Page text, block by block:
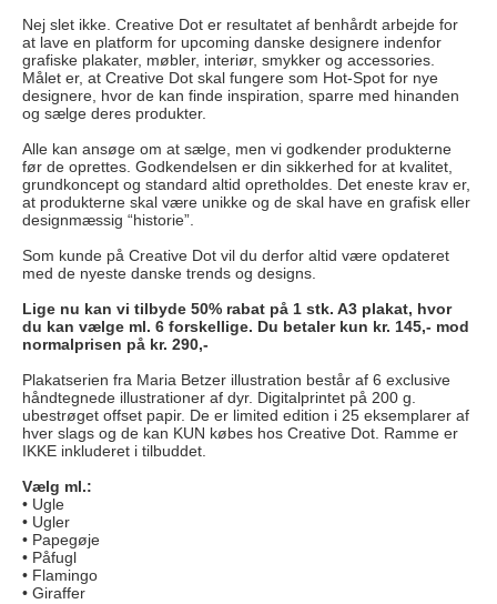
Nej slet ikke. Creative Dot er resultatet af benhårdt arbejde for
at lave en platform for upcoming danske designere indenfor
grafiske plakater, møbler, interiør, smykker og accessories.
Målet er, at Creative Dot skal fungere som Hot-Spot for nye
designere, hvor de kan finde inspiration, sparre med hinanden
og sælge deres produkter.
Alle kan ansøge om at sælge, men vi godkender produkterne
før de oprettes. Godkendelsen er din sikkerhed for at kvalitet,
grundkoncept og standard altid opretholdes. Det eneste krav er,
at produkterne skal være unikke og de skal have en grafisk eller
designmæssig “historie”.
Som kunde på Creative Dot vil du derfor altid være opdateret
med de nyeste danske trends og designs.
Lige nu kan vi tilbyde 50% rabat på 1 stk. A3 plakat, hvor
du kan vælge ml. 6 forskellige. Du betaler kun kr. 145,- mod
normalprisen på kr. 290,-
Plakatserien fra Maria Betzer illustration består af 6 exclusive
håndtegnede illustrationer af dyr. Digitalprintet på 200 g.
ubestrøget offset papir. De er limited edition i 25 eksemplarer af
hver slags og de kan KUN købes hos Creative Dot. Ramme er
IKKE inkluderet i tilbuddet.
Vælg ml.:
• Ugle
• Ugler
• Papegøje
• Påfugl
• Flamingo
• Giraffer